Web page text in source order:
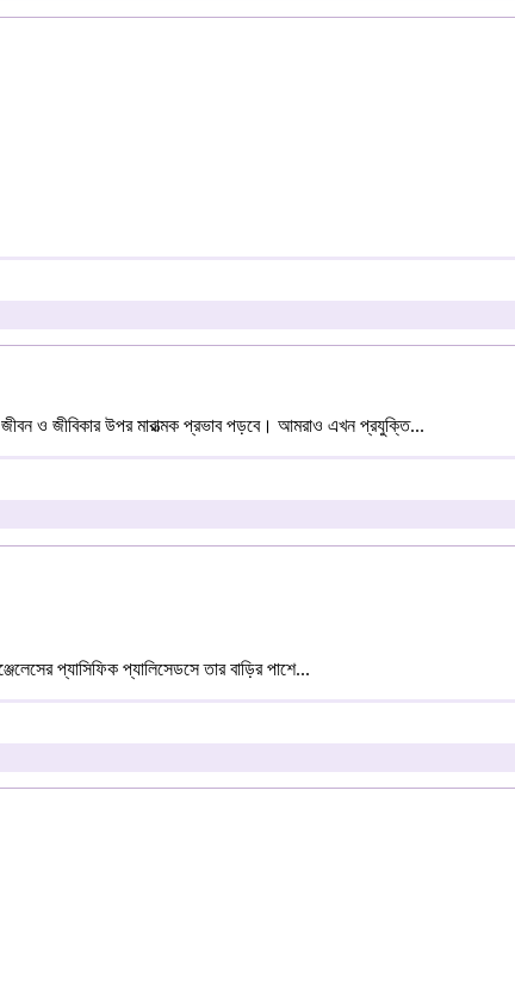
ও জীবিকার উপর মারাত্মক প্রভাব পড়বে। আমরাও এখন প্রযুক্তি...
প্যাসিফিক প্যালিসেডসে তার বাড়ির পাশে...